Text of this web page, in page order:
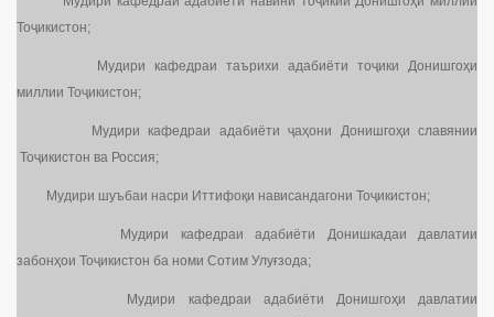
Тоҷикистон;
Мудири кафедраи таърихи адабиёти тоҷики Донишгоҳи
миллии Тоҷикистон;
Мудири кафедраи адабиёти ҷаҳони Донишгоҳи славянии
Тоҷикистон ва Россия;
Мудири шуъбаи насри Иттифоқи нависандагони Тоҷикистон;
Мудири кафедраи адабиёти Донишкадаи давлатии
забонҳои Тоҷикистон ба номи Сотим Улуғзода;
Мудири кафедраи адабиёти Донишгоҳи давлатии